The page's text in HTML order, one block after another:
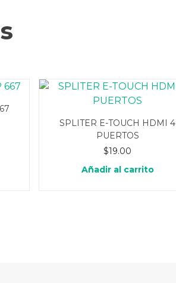
SPLITER E-TOUCH HDMI 4
PUERTOS
$19.00
Añadir al carrito